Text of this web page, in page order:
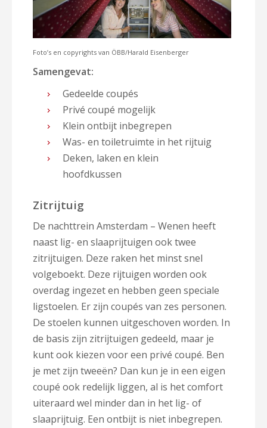
Foto’s en copyrights van ÖBB/Harald Eisenberger
Samengevat:
Gedeelde coupés
Privé coupé mogelijk
Klein ontbijt inbegrepen
Was- en toiletruimte in het rijtuig
Deken, laken en klein
hoofdkussen
Zitrijtuig
De nachttrein Amsterdam – Wenen heeft
naast lig- en slaaprijtuigen ook twee
zitrijtuigen. Deze raken het minst snel
volgeboekt. Deze rijtuigen worden ook
overdag ingezet en hebben geen speciale
ligstoelen. Er zijn coupés van zes personen.
De stoelen kunnen uitgeschoven worden. In
de basis zijn zitrijtuigen gedeeld, maar je
kunt ook kiezen voor een privé coupé. Ben
je met zijn tweeën? Dan kun je in een eigen
coupé ook redelijk liggen, al is het comfort
uiteraard wel minder dan in het lig- of
slaaprijtuig. Een ontbijt is niet inbegrepen.